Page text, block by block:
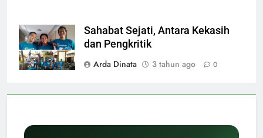
Sahabat Sejati, Antara Kekasih
dan Pengkritik
Arda Dinata
3 tahun ago 0